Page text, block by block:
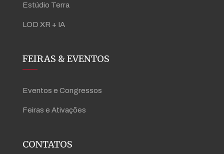
Estúdio Terra
LOD XR + IA
FEIRAS & EVENTOS
Eventos e Congressos
Feiras e Ativações
CONTATOS